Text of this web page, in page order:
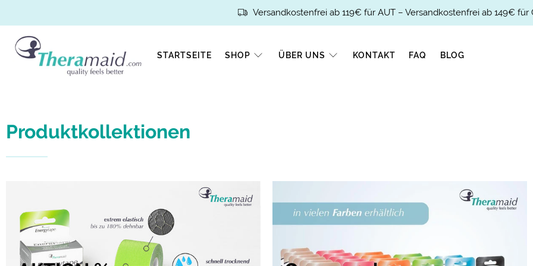
Versandkostenfrei ab 119€ für AUT – Versandkostenfrei ab 149€ für
STARTSEITE SHOP ÜBER UNS KONTAKT FAQ BLOG
Produktkollektionen